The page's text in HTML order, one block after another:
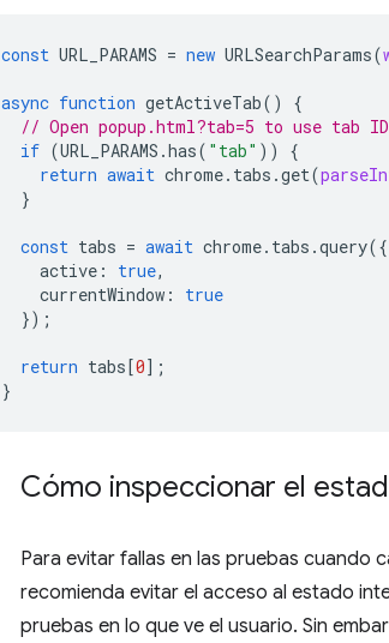
const URL_PARAMS = new URLSearchParams(
async function getActiveTab()
{
// Open popup.html?tab=5 to use tab
if (URL_PARAMS .has( "tab" ))
{
return await chrome. tabs .get(
}
const tabs = await chrome. tabs .query({
active : true,
currentWindow :
true
});
return tabs[0];
}
Cómo inspeccionar el
Para evitar fallas en las pruebas cuando
recomienda evitar el acceso al estado
pruebas en lo que ve el usuario. Sin